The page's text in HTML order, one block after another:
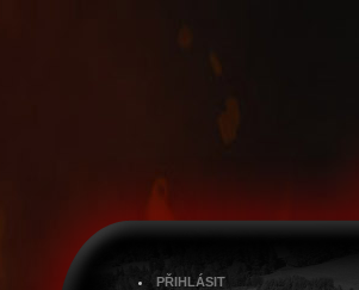
PŘIHLÁSIT